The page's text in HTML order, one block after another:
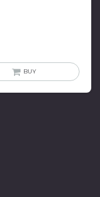
BUY